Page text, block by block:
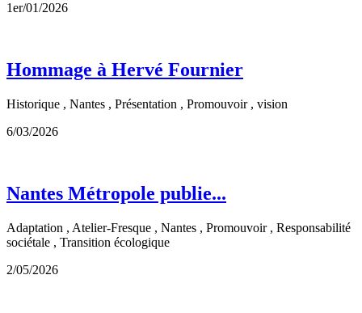
1er/01/2026
Hommage à Hervé Fournier
Historique , Nantes , Présentation , Promouvoir , vision
6/03/2026
Nantes Métropole publie...
Adaptation , Atelier-Fresque , Nantes , Promouvoir , Responsabilité
sociétale , Transition écologique
2/05/2026